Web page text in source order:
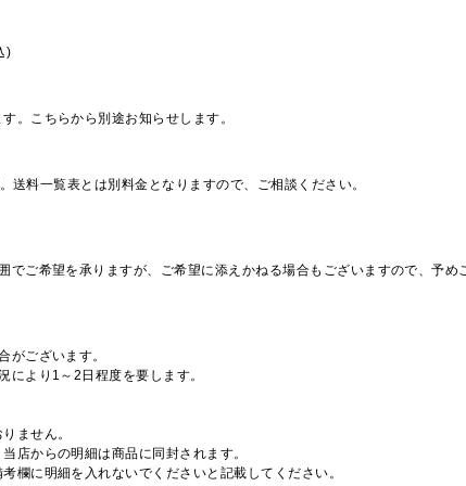
)
。こちらから別途お知らせします。
料一覧表とは別料金となりますので、ご相談ください。
ご希望を承りますが、ご希望に添えかねる場合もございますので、予め
がございます。
により1～2日程度を要します。
ません。
店からの明細は商品に同封されます。
欄に明細を入れないでくださいと記載してください。